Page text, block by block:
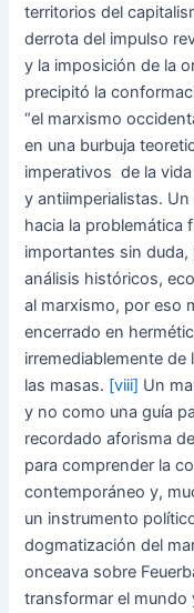
territorios del
derrota del impulso
y la imposición de la
precipitó la
“el marxismo
en una burbuja
imperativos de la
y antiimperialistas.
hacia la problemática
importantes sin duda,
análisis históricos,
al marxismo, por eso
encerrado en
irremediablemente
las masas. [viii] Un
y no como una guía
recordado aforisma
para comprender la
contemporáneo y,
un instrumento
dogmatización del
onceava sobre
transformar el mundo